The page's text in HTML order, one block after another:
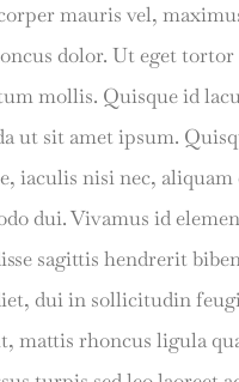
mauris vel,
dolor. Ut eget tortor
mollis. Quisque id
ut sit amet ipsum.
iaculis nisi nec, aliquam
dui. Vivamus id
sagittis hendrerit
dui in sollicitudin
mattis rhoncus ligula